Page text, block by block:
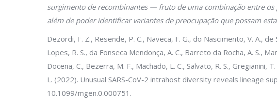
surgimento de recombinantes — fruto de uma combinação entre
além de poder identificar variantes de preocupação que possam
Dezordi, F. Z., Resende, P. C., Naveca, F. G., do Nascimento, V. A., de
Lopes, R. S., da Fonseca Mendonça, A. C., Barreto da Rocha, A. S.,
Docena, C., Bezerra, M. F., Machado, L. C., Salvato, R. S., Gregianini,
L. (2022). Unusual SARS-CoV-2 intrahost diversity reveals lineage
10.1099/mgen.0.000751.